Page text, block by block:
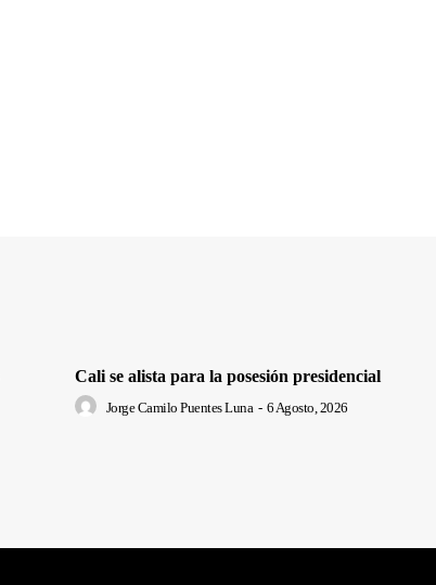
Cali se alista para la posesión presidencial
Jorge Camilo Puentes Luna - 6 Agosto, 2026